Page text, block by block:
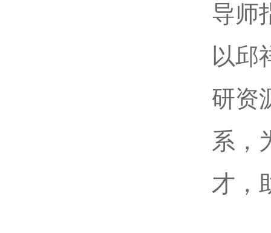
导师
以邱
研资
系，
才，